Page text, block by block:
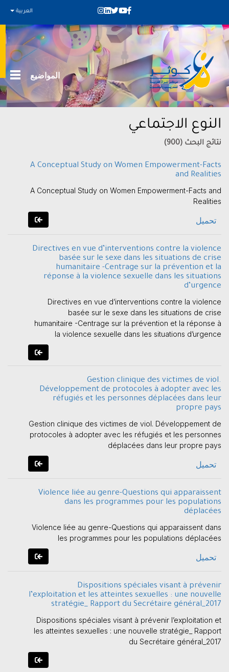
العربية
المواضيع
النوع الاجتماعي
نتائج البحث (900)
A Conceptual Study on Women Empowerment-Facts
and Realities
A Conceptual Study on Women Empowerment-Facts and
Realities
تحميل
Directives en vue d’interventions contre la violence
basée sur le sexe dans les situations de crise
humanitaire -Centrage sur la prévention et la
réponse à la violence sexuelle dans les situations
d’urgence
Directives en vue d’interventions contre la violence
basée sur le sexe dans les situations de crise
humanitaire -Centrage sur la prévention et la réponse à
la violence sexuelle dans les situations d’urgence
Gestion clinique des victimes de viol.
Développement de protocoles à adopter avec les
réfugiés et les personnes déplacées dans leur
propre pays
Gestion clinique des victimes de viol. Développement de
protocoles à adopter avec les réfugiés et les personnes
déplacées dans leur propre pays
تحميل
Violence liée au genre-Questions qui apparaissent
dans les programmes pour les populations
déplacées
Violence liée au genre-Questions qui apparaissent dans
les programmes pour les populations déplacées
تحميل
Dispositions spéciales visant à prévenir
l’exploitation et les atteintes sexuelles : une nouvelle
stratégie_ Rapport du Secrétaire général_2017
Dispositions spéciales visant à prévenir l’exploitation et
les atteintes sexuelles : une nouvelle stratégie_ Rapport
du Secrétaire général_2017